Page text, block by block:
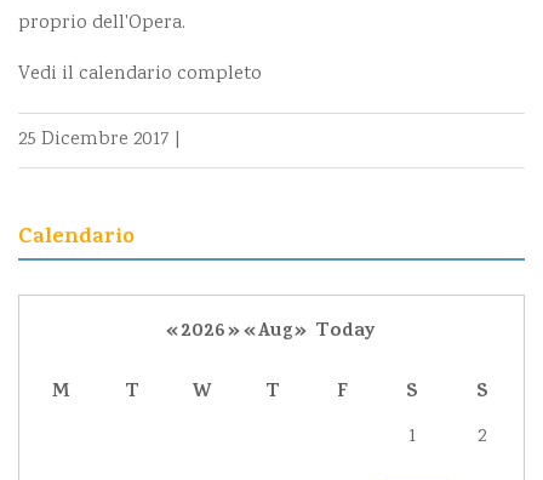
proprio dell'Opera.
Vedi il calendario completo
25 Dicembre 2017 |
Calendario
«2026»«Aug» Today
M
T W T F S S
1 2